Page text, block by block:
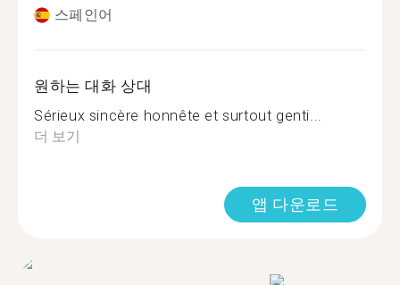
스페인어
원하는 대화 상대
Sérieux sincère honnête et surtout genti...
더 보기
앱 다운로드